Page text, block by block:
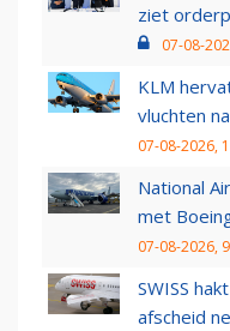
ziet
07-08-
KLM
vluchten
07-08-2026,
National
met
07-08-2026,
SWISS
afscheid